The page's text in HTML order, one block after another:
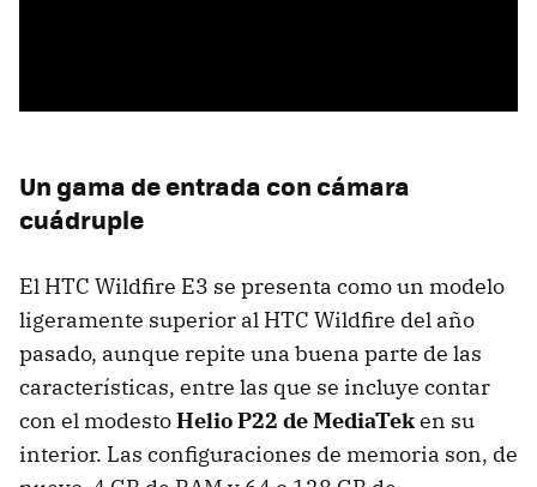
Un gama de entrada con cámara
cuádruple
El HTC Wildfire E3 se presenta como un modelo
ligeramente superior al HTC Wildfire del año
pasado, aunque repite una buena parte de las
características, entre las que se incluye contar
con el modestoHelio P22 de MediaTeken su
interior. Las configuraciones de memoria son, de